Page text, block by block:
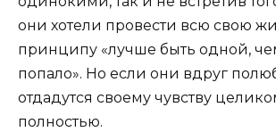
они хотели провести всю свою
принципу «лучше быть одной,
попало». Но если они вдруг
отдадутся своему чувству
полностью.